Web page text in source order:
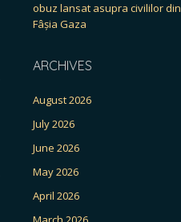
obuz lansat asupra civililor din
Fâșia Gaza
ARCHIVES
August 2026
July 2026
June 2026
May 2026
April 2026